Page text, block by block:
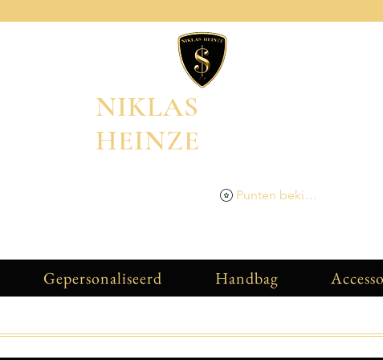
NIKLAS
HEINZE
Punten bekijken
Gepersonaliseerd Handbag